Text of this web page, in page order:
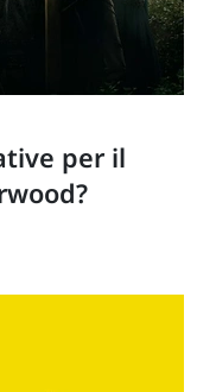
per il